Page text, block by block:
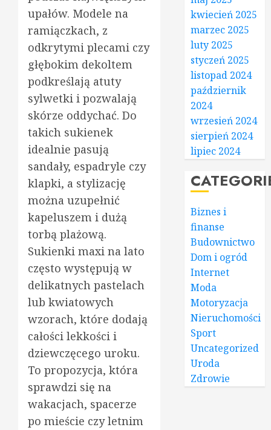
upałów. Modele na
ramiączkach, z
odkrytymi plecami czy
głębokim dekoltem
podkreślają atuty
sylwetki i pozwalają
skórze oddychać. Do
takich sukienek
idealnie pasują
sandały, espadryle czy
klapki, a stylizację
można uzupełnić
kapeluszem i dużą
torbą plażową.
Sukienki maxi na lato
często występują w
delikatnych pastelach
lub kwiatowych
wzorach, które dodają
całości lekkości i
dziewczęcego uroku.
To propozycja, która
sprawdzi się na
wakacjach, spacerze
po mieście czy letnim
kwiecień 2025
marzec 2025
luty 2025
styczeń 2025
listopad 2024
październik
2024
wrzesień 2024
sierpień 2024
lipiec 2024
Biznes i
finanse
Budownictwo
Dom i ogród
Internet
Moda
Motoryzacja
Nieruchomości
Sport
Uncategorized
Uroda
Zdrowie